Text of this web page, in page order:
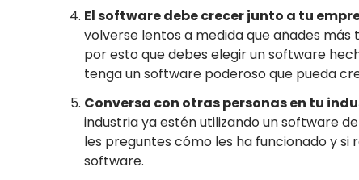
El software debe crecer junto a tu
volverse lentos a medida que añades más
por esto que debes elegir un software
tenga un software poderoso que pueda
Conversa con otras personas en tu
industria ya estén utilizando un software
les preguntes cómo les ha funcionado y
software.